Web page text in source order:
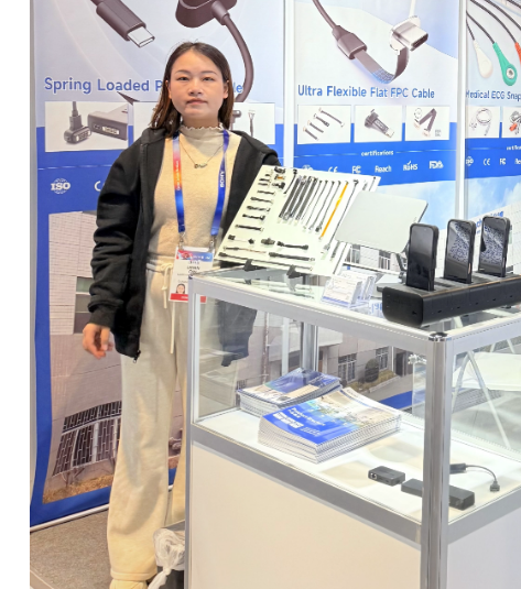
谷诚闪耀CES 2025
2025-01-16 20:18:55
谷诚在 CES 2025 上展示了其最新创新成果，
包括磁性 Pogo Pin 充电站、定制电缆组件和
USB Type-C PD 分线盒。此次活动提供了与全
球客户联系、获得行业见解并突出我们作为零
售和医疗保健领域 POS 硬件和充电解决方案
制造商、供应商和工厂的专业知识的宝贵机
会。
2024-12-20
谷诚将参加 CES 2025，展
HALL-3-41265，展示最新
平板电脑充电站、Pogo Pin
问我们以了解更